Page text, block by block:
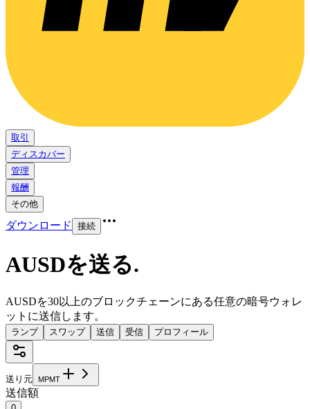
取引
ディスカバー
管理
報酬
その他
ダウンロード 接続
AUSDを送る.
AUSDを30以上のブロックチェーンにある任意の暗号ウォレ
ットに送信します。
ランプ スワップ 送信 受信 プロフィール
送り元 MPMT
送信額